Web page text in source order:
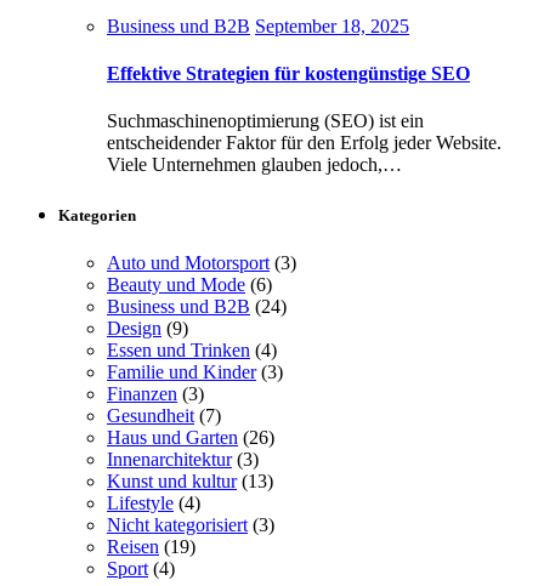
Business und B2B September 18, 2025
Effektive Strategien für kostengünstige SEO
Suchmaschinenoptimierung (SEO) ist ein
entscheidender Faktor für den Erfolg jeder Website.
Viele Unternehmen glauben jedoch,…
Kategorien
Auto und Motorsport (3)
Beauty und Mode (6)
Business und B2B (24)
Design (9)
Essen und Trinken (4)
Familie und Kinder(3)
Finanzen (3)
Gesundheit (7)
Haus und Garten (26)
Innenarchitektur(3)
Kunst und kultur(13)
Lifestyle (4)
Nicht kategorisiert (3)
Reisen (19)
Sport (4)